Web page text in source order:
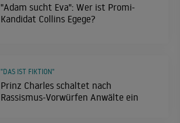
"Adam sucht Eva": Wer ist Promi-
Kandidat Collins Egege?
Prinz Charles schaltet nach
Rassismus-Vorwürfen Anwälte ein
"DAS IST FIKTION"